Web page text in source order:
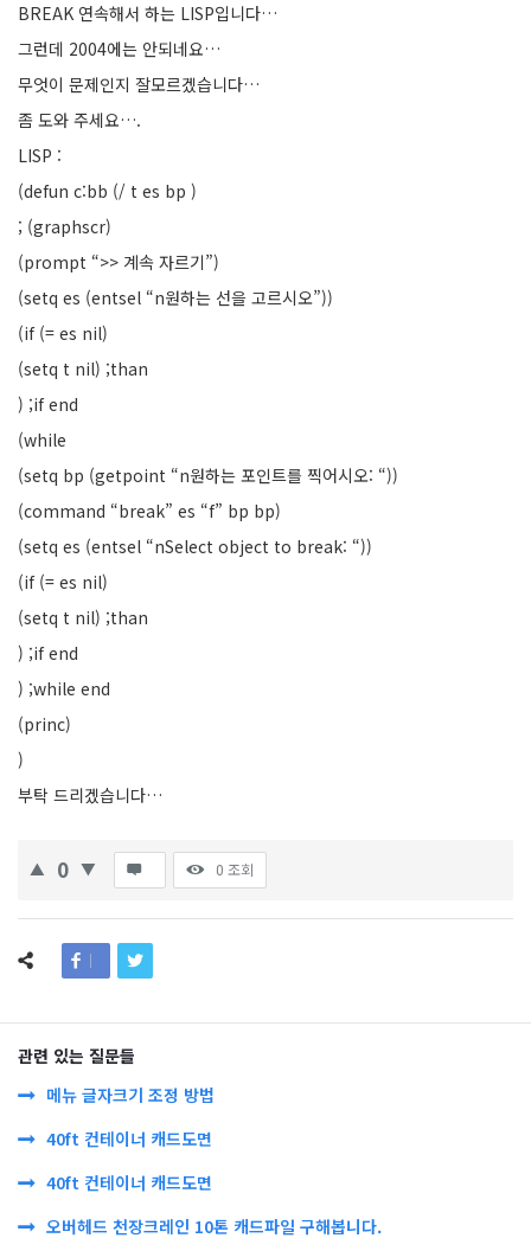
BREAK 연속해서 하는 LISP입니다…
그런데 2004에는 안되네요…
무엇이 문제인지 잘모르겠습니다…
좀 도와 주세요….
LISP :
(defun c:bb (/ t es bp )
; (graphscr)
(prompt “>> 계속 자르기”)
(setq es (entsel “n원하는 선을 고르시오”))
(if (= es nil)
(setq t nil) ;than
) ;if end
(while
(setq bp (getpoint “n원하는 포인트를 찍어시오: “))
(command “break” es “f” bp bp)
(setq es (entsel “nSelect object to break: “))
(if (= es nil)
(setq t nil) ;than
) ;if end
) ;while end
(princ)
)
부탁 드리겠습니다…
0 0 조회
관련 있는 질문들
메뉴 글자크기 조정 방법
40ft 컨테이너 캐드도면
40ft 컨테이너 캐드도면
오버헤드 천장크레인 10톤 캐드파일 구해봅니다.